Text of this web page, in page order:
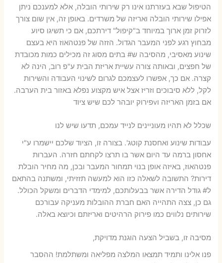
הטיפול שבא בעזרתנו אינו רק שירותי הובלה, אלא למענכם ניתן
אפילו שירותי הובלה ואריזה של משרדים. באופן זה, אין שום צורך
לזרוק זמן ארוך במיוחד ב"קיפול" דירתכם, אם כי תשיגו סיוע
מבחוץ רגע לפני המעבר הגדול. הזזה של פנטהאוז היא בעצם
שינוע מאסיבי, מהסיבה ש# בתים מסוג זה מכילים כמות מכובדת
של חפצים, ובאותה צורה עשיית אריזת הבית ע"פ רוב, הינה לא
קצרה. אם כך, אפשרו לעצמכם לגרום לשינוי העבודה והשירות
לקל, ללא סיבוכים וזריז אצל איש מקצוע נפלא באזור בית הערבה.
אם בזמן האריזה וvפירוק יובהר לכם שיש ציוד
שכלל לא תהיו מעוניינים לנייד עמכם, תדעו שיש לנו
עבודות שינוע ואחסנת קוטג'. בצורה זו, הציוד שלכם יישמרו ע"י
אחסון ברמה עד היום אשר בו תרצו לקחתם חזרה. העברות
פנטהאוז, באיזה אופן בנוי תמחור המעבר ובכן, מה מחיר הובלת
דירות? התשובה לשאלה כזו הוא למעשה תזזיתי, ומשתנה בהתאם
ל# גודל הדירה אשר בבעלותכם, למימדי הדברים ומשקל הכולל.
גם כן, צצה התהייה האם חברת ההובלות מעניקה עבורכם
שירותים נלווים כמו פירוק הרהיטים ואריזתם וכיוצא באלה.
מסיבה זו, בשביל הצעה הוגנת מדויקת,
פנו אלינו ותמיד תמצאו המלצה מפליאה ומשתלמת! ההסבר